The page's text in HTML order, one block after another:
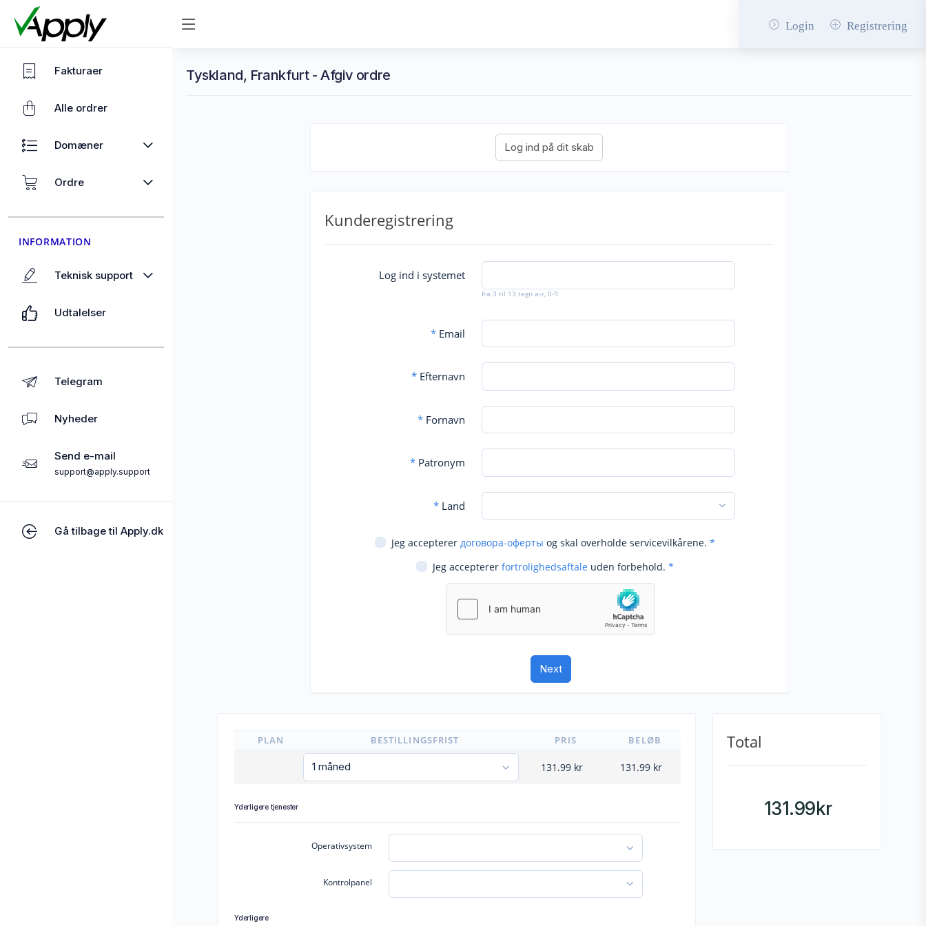
Login Registrering
Fakturaer
Alle ordrer
Domæner
Ordre
INFORMATION
Teknisk support
Udtalelser
Telegram
Nyheder
Send e-mail
support@apply.support
Gå tilbage til Apply.dk
Tyskland, Frankfurt - Afgiv ordre
Kunderegistrering
Log ind i systemet
fra 3 til 13 tegn a-z, 0-9
*Email
*Efternavn
*Fornavn
*Patronym
*Land
Jeg accepterer договора-оферты og skal overholde servicevilkårene. *
Jeg accepterer fortrolighedsaftale uden forbehold. *
PLAN BESTILLINGSFRIST PRIS BELØB
131.99kr 131.99kr
Yderligere tjenester
Operativsystem
Kontrolpanel
Yderligere
Total
131.99kr